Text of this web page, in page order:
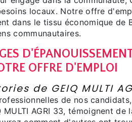
locaux. Notre offre
dans le tissu économique de
communautaires.
OFFRE D'EMPLOI
de GEIQ MULTI
de nos
MULTI AGRI 33, témoignent